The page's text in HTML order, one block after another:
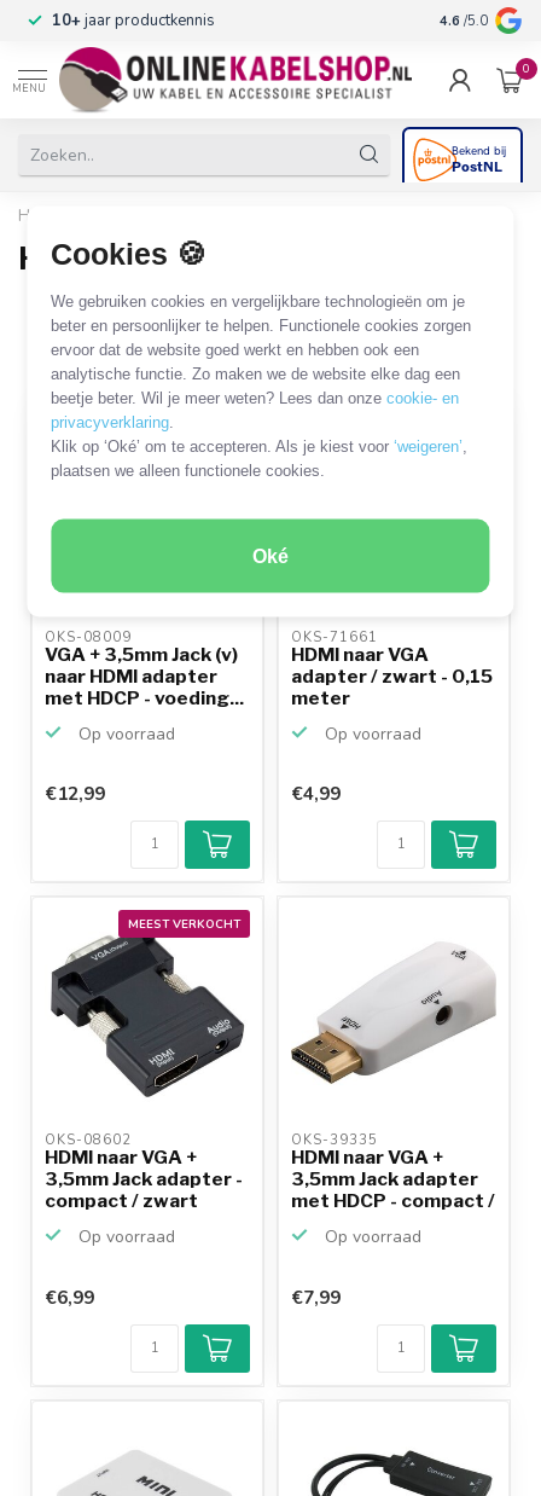
Cookies 🍪
We gebruiken cookies en vergelijkbare technologieën om je
beter en persoonlijker te helpen. Functionele cookies zorgen
ervoor dat de website goed werkt en hebben ook een
analytische functie. Zo maken we de website elke dag een
beetje beter. Wil je meer weten? Lees dan onzecookie- en
privacyverklaring
Klik op ‘Oké’ om te accepteren. Als je kiest voor‘weigeren’
plaatsen we alleen functionele cookies.
Oké
10+jaar productkennis 4.6 /5.0
MENU
0
Home
HDMI - VGA
42 PRODUCTEN
Filters SORTEER OP
MEEST VERKOCHT
OKS-08009
VGA + 3,5mm Jack (v)
naar HDMI adapter
met HDCP - voeding...
Op voorraad
€12,99
OKS-71661
HDMI naar VGA
adapter / zwart - 0,15
meter
Op voorraad
€4,99
MEEST VERKOCHT
OKS-08602
HDMI naar VGA +
3,5mm Jack adapter -
compact / zwart
Op voorraad
€6,99
OKS-39335
HDMI naar VGA +
3,5mm Jack adapter
met HDCP - compact /
Op voorraad
€7,99